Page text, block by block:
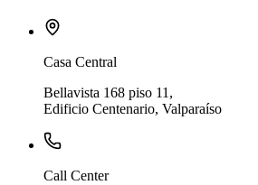
Casa Central
Bellavista 168 piso 11,
Edificio Centenario, Valparaíso
Call Center